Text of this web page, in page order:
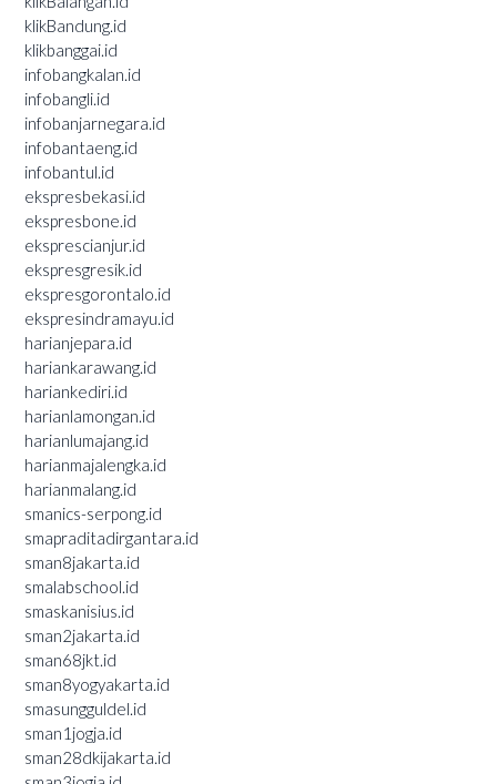
klikBandung.id
klikbanggai.id
infobangkalan.id
infobangli.id
infobanjarnegara.id
infobantaeng.id
infobantul.id
ekspresbekasi.id
ekspresbone.id
eksprescianjur.id
ekspresgresik.id
ekspresgorontalo.id
ekspresindramayu.id
harianjepara.id
hariankarawang.id
hariankediri.id
harianlamongan.id
harianlumajang.id
harianmajalengka.id
harianmalang.id
smanics-serpong.id
smapraditadirgantara.id
sman8jakarta.id
smalabschool.id
smaskanisius.id
sman2jakarta.id
sman68jkt.id
sman8yogyakarta.id
smasungguldel.id
sman1jogja.id
sman28dkijakarta.id